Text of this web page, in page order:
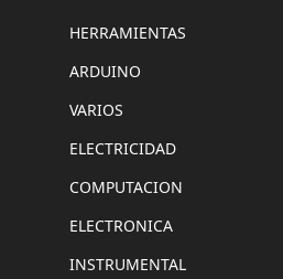
HERRAMIENTAS
ARDUINO
VARIOS
ELECTRICIDAD
COMPUTACION
ELECTRONICA
INSTRUMENTAL